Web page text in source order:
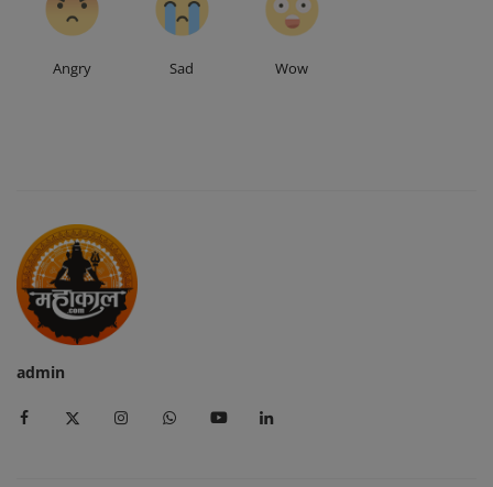
Angry Sad Wow
admin